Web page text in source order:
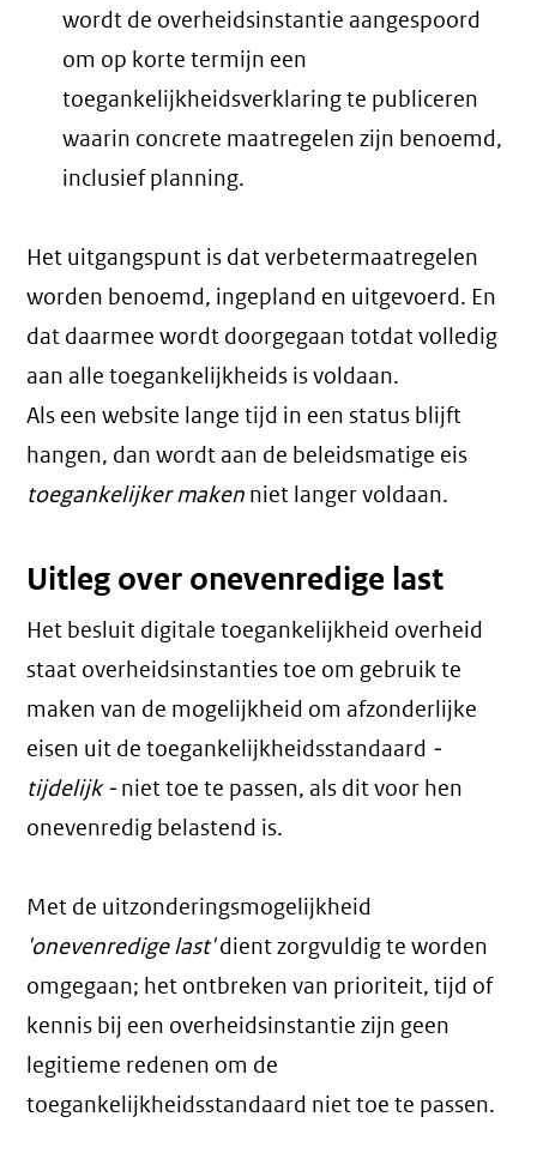
wordt de overheidsinstantie aangespoord
om op korte termijn een
toegankelijkheidsverklaring te publiceren
waarin concrete maatregelen zijn benoemd,
inclusief planning.
Het uitgangspunt is dat verbetermaatregelen
worden benoemd, ingepland en uitgevoerd. En
dat daarmee wordt doorgegaan totdat volledig
aan alle toegankelijkheids is voldaan.
Als een website lange tijd in een status blijft
hangen, dan wordt aan de beleidsmatige eis
toegankelijker maken niet langer voldaan.
Uitleg over onevenredige last
Het besluit digitale toegankelijkheid overheid
staat overheidsinstanties toe om gebruik te
maken van de mogelijkheid om afzonderlijke
eisen uit de toegankelijkheidsstandaard -
tijdelijk - niet toe te passen, als dit voor hen
onevenredig belastend is.
Met de uitzonderingsmogelijkheid
'onevenredige last'dient zorgvuldig te worden
omgegaan; het ontbreken van prioriteit, tijd of
kennis bij een overheidsinstantie zijn geen
legitieme redenen om de
toegankelijkheidsstandaard niet toe te passen.